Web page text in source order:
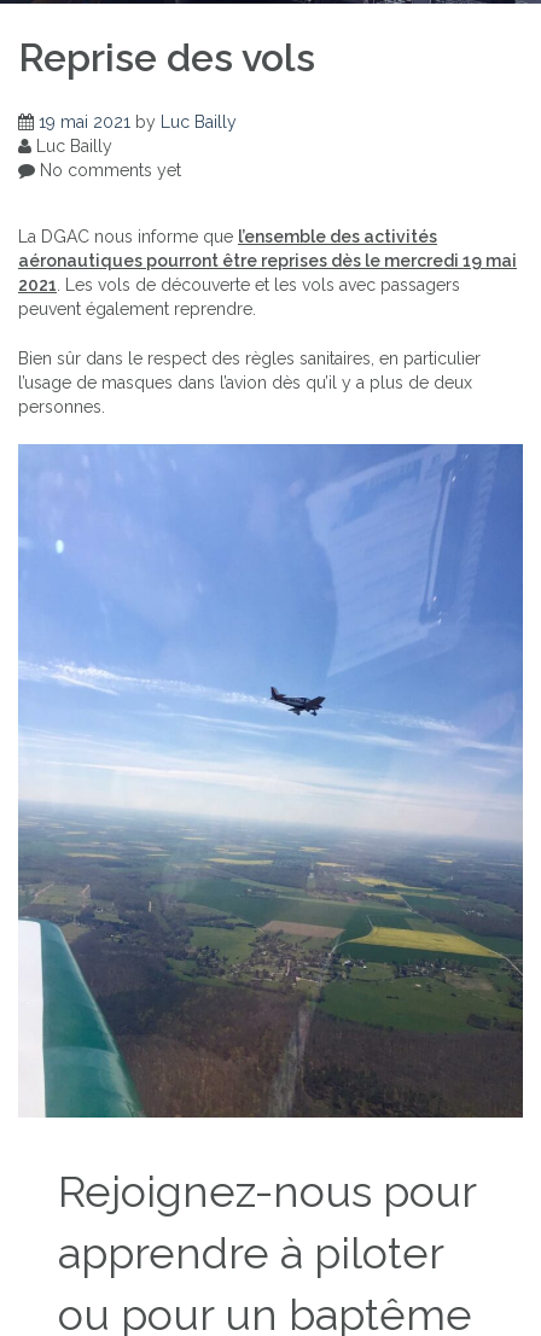
Reprise des vols
19 mai 2021 by Luc Bailly
Luc Bailly
No comments yet
La DGAC nous informe que l’ensemble des activités
aéronautiques pourront être reprises dès le mercredi 19 mai
2021. Les vols de découverte et les vols avec passagers
peuvent également reprendre.
Bien sûr dans le respect des règles sanitaires, en particulier
l’usage de masques dans l’avion dès qu’il y a plus de deux
personnes.
Rejoignez-nous pour
apprendre à piloter
ou pour un baptême